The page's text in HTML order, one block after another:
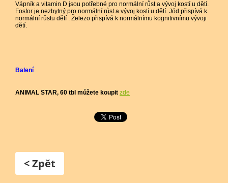
Vápník a vitamin D jsou potřebné pro normální růst a vývoj kostí u dětí.
Fosfor je nezbytný pro normální růst a vývoj kostí u dětí. Jód přispívá k
normální růstu dětí . Železo přispívá k normálnímu kognitivnímu vývoji
dětí.
Balení
ANIMAL STAR, 60 tbl můžete koupit zde
< Zpět